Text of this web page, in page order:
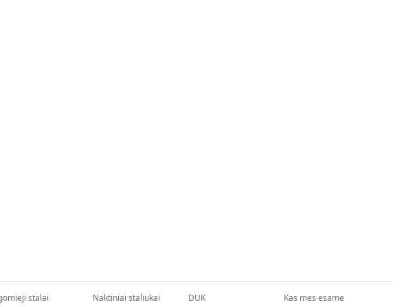
stalai
Naktiniai staliukai
DUK
Kas mes esame